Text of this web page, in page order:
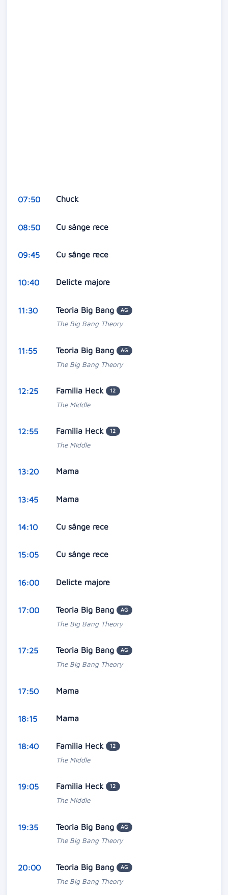
07:50 Chuck
08:50 Cu sânge rece
09:45 Cu sânge rece
10:40 Delicte majore
11:30 Teoria Big Bang AG
The Big Bang Theory
11:55 Teoria Big Bang AG
The Big Bang Theory
12:25 Familia Heck 12
The Middle
12:55 Familia Heck 12
The Middle
13:20 Mama
13:45 Mama
14:10 Cu sânge rece
15:05 Cu sânge rece
16:00 Delicte majore
17:00 Teoria Big Bang AG
The Big Bang Theory
17:25 Teoria Big Bang AG
The Big Bang Theory
17:50 Mama
18:15 Mama
18:40 Familia Heck 12
The Middle
19:05 Familia Heck 12
The Middle
19:35 Teoria Big Bang AG
The Big Bang Theory
20:00 Teoria Big Bang AG
The Big Bang Theory